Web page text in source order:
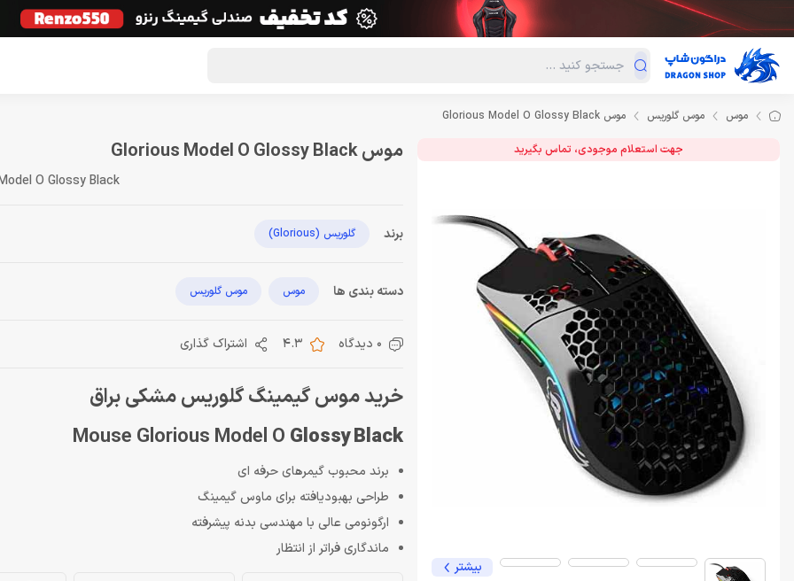
دسته‌بندی محصولات فروش ویژه
موس موس گلوریس موس Glorious Model O Glossy Black
جهت استعلام موجودی، تماس بگیرید
بیشتر
موس Glorious Model O Glossy Black
O Glossy Black
برند گلوریس (Glorious)
دسته بندی ها موس موس گلوریس
0 دیدگاه 4.3 اشتراک گذاری
خرید موس گیمینگ گلوریس مشکی براق
Mouse Glorious Model O Glossy Black
برند محبوب گیمرهای حرفه ای
طراحی بهبودیافته برای ماوس گیمینگ
ارگونومی عالی با مهندسی بدنه پیشرفته
ماندگاری فراتر از انتظار